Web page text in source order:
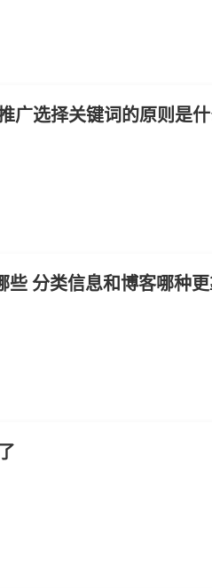
广选择关键词的原则是
些 分类信息和博客哪种